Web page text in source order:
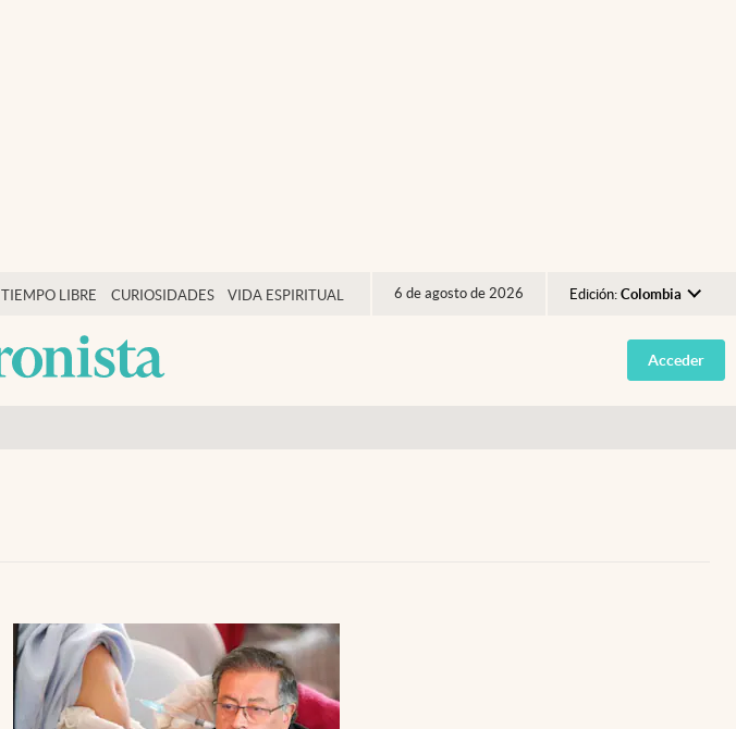
TIEMPO LIBRE CURIOSIDADES VIDA ESPIRITUAL 6 de agosto de 2026 Edición: Colombia
Argentina
España
Acceder